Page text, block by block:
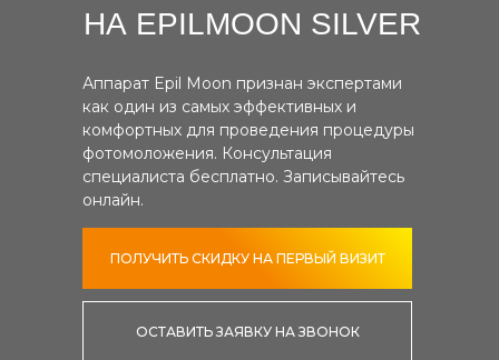
Аппарат Epil Moon признан экспертами
как один из самых эффективных и
комфортных для проведения процедуры
фотомоложения. Консультация
специалиста бесплатно. Записывайтесь
онлайн.
НА EPILMOON SILVER
ПОЛУЧИТЬ СКИДКУ НА ПЕРВЫЙ ВИЗИТ
ОСТАВИТЬ ЗАЯВКУ НА ЗВОНОК